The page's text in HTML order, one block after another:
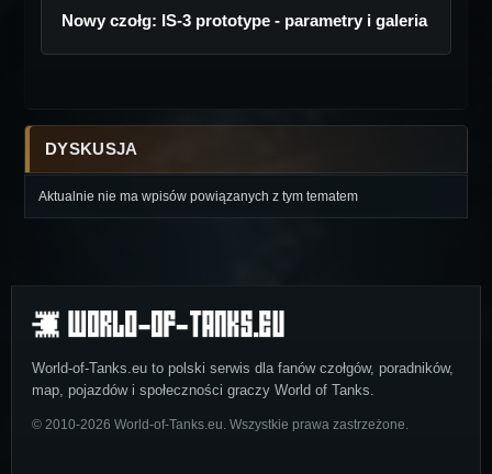
Nowy czołg: IS-3 prototype - parametry i galeria
DYSKUSJA
Aktualnie nie ma wpisów powiązanych z tym tematem
World-of-Tanks.eu to polski serwis dla fanów czołgów, poradników,
map, pojazdów i społeczności graczy World of Tanks.
© 2010-2026 World-of-Tanks.eu. Wszystkie prawa zastrzeżone.